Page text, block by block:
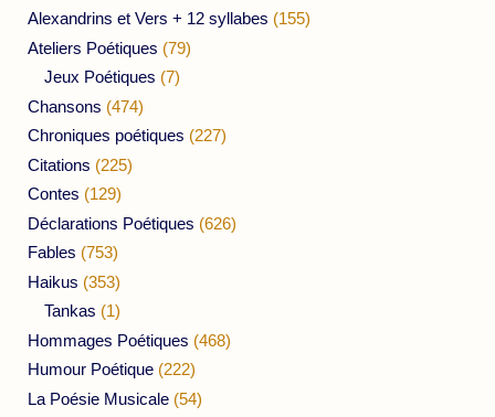
Alexandrins et Vers + 12 syllabes (155)
Ateliers Poétiques (79)
Jeux Poétiques (7)
Chansons (474)
Chroniques poétiques (227)
Citations (225)
Contes (129)
Déclarations Poétiques (626)
Fables (753)
Haikus (353)
Tankas (1)
Hommages Poétiques (468)
Humour Poétique (222)
La Poésie Musicale (54)